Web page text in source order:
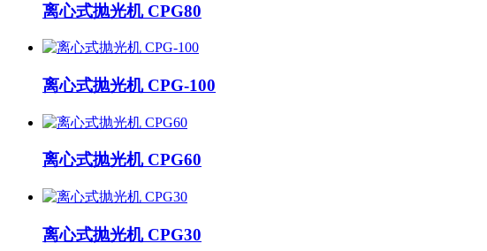
离心式抛光机 CPG80
离心式抛光机 CPG-100
离心式抛光机 CPG60
离心式抛光机 CPG30